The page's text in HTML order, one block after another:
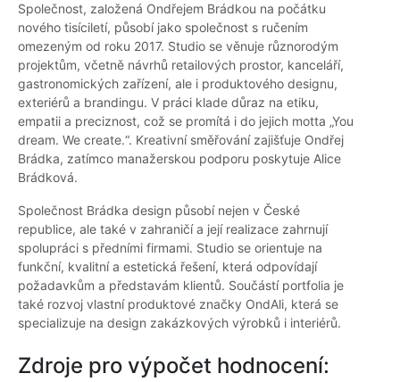
Společnost, založená Ondřejem Brádkou na počátku
nového tisíciletí, působí jako společnost s ručením
omezeným od roku 2017. Studio se věnuje různorodým
projektům, včetně návrhů retailových prostor, kanceláří,
gastronomických zařízení, ale i produktového designu,
exteriérů a brandingu. V práci klade důraz na etiku,
empatii a preciznost, což se promítá i do jejich motta „You
dream. We create.“. Kreativní směřování zajišťuje Ondřej
Brádka, zatímco manažerskou podporu poskytuje Alice
Brádková.
Společnost Brádka design působí nejen v České
republice, ale také v zahraničí a její realizace zahrnují
spolupráci s předními firmami. Studio se orientuje na
funkční, kvalitní a estetická řešení, která odpovídají
požadavkům a představám klientů. Součástí portfolia je
také rozvoj vlastní produktové značky OndAli, která se
specializuje na design zakázkových výrobků i interiérů.
Zdroje pro výpočet hodnocení: